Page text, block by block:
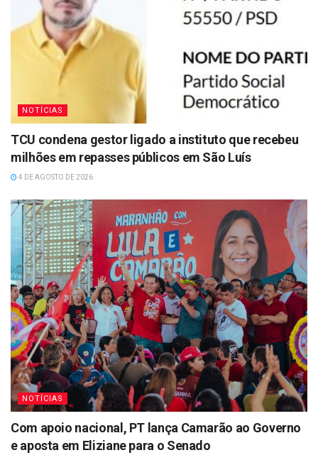
NOTÍCIAS
TCU condena gestor ligado a instituto que recebeu
milhões em repasses públicos em São Luís
4 DE AGOSTO DE 2026
NOTÍCIAS
Com apoio nacional, PT lança Camarão ao Governo
e aposta em Eliziane para o Senado